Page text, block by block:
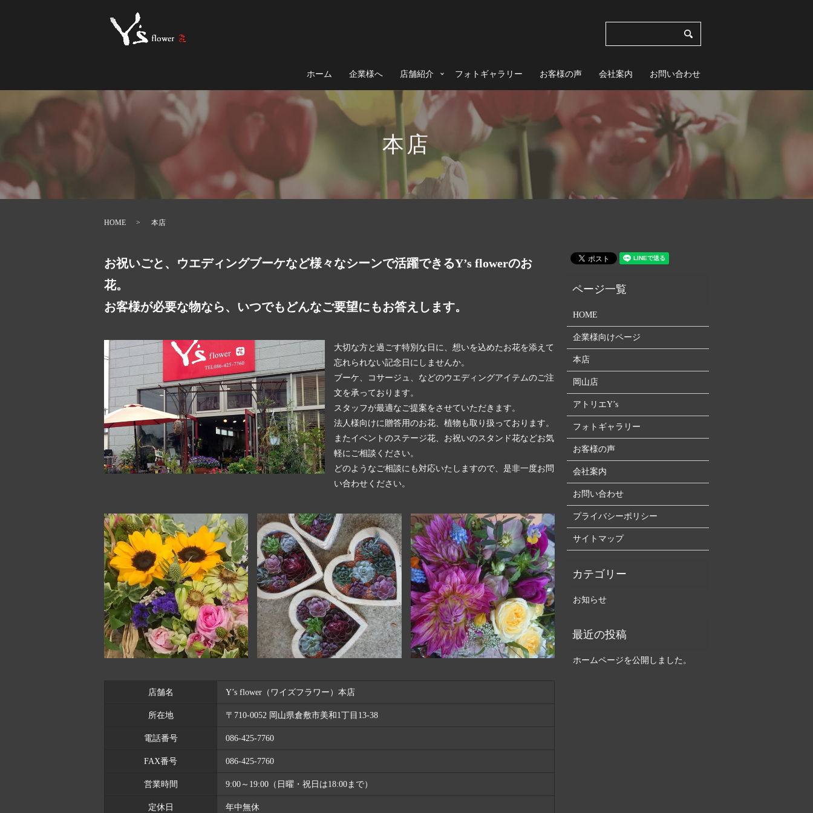
ホーム 企業様へ 店舗紹介 フォトギャラリー お客様の声 会社案内 お問い合わせ
本店
HOME 本店
お祝いごと、ウエディングブーケなど様々なシーンで活躍できるY’s flowerのお
花。
お客様が必要な物なら、いつでもどんなご要望にもお答えします。
大切な方と過ごす特別な日に、想いを込めたお花を添えて
忘れられない記念日にしませんか。
ブーケ、コサージュ、などのウエディングアイテムのご注
文を承っております。
スタッフが最適なご提案をさせていただきます。
法人様向けに贈答用のお花、植物も取り扱っております。
またイベントのステージ花、お祝いのスタンド花などお気
軽にご相談ください。
どのようなご相談にも対応いたしますので、是非一度お問
い合わせください。
店舗名 Y’s flower（ワイズフラワー）本店
所在地 〒710-0052 岡山県倉敷市美和1丁目13-38
電話番号 086-425-7760
FAX番号 086-425-7760
営業時間 9:00～19:00（日曜・祝日は18:00まで）
定休日 年中無休
HOME
企業様向けページ
本店
岡山店
アトリエY’s
フォトギャラリー
お客様の声
会社案内
お問い合わせ
プライバシーポリシー
サイトマップ
お知らせ
ホームページを公開しました。